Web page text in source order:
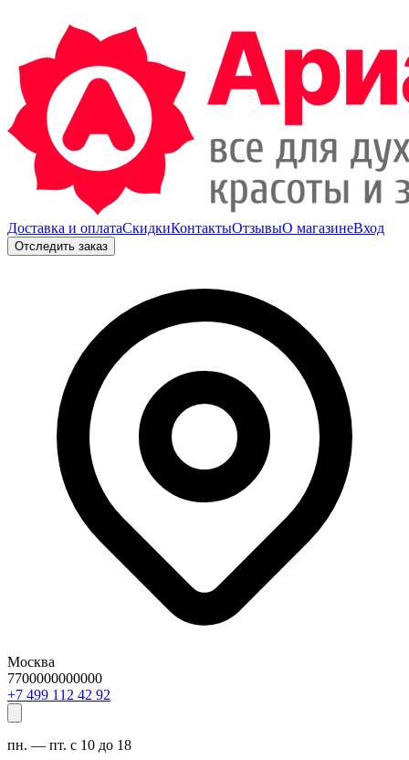
Доставка и оплатаСкидкиКонтактыОтзывыО магазинеВход
Отследить заказ
Москва
7700000000000
29 24 211 994 7+
пн. — пт. с 10 до 18